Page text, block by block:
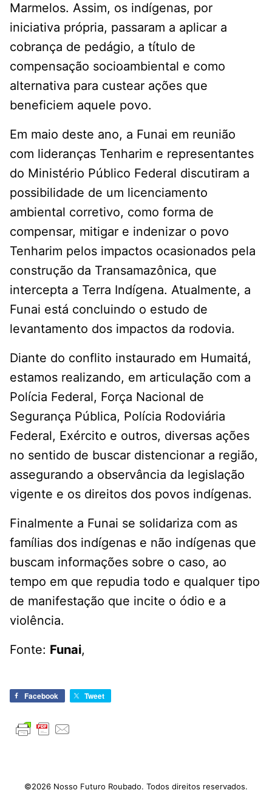
Marmelos. Assim, os indígenas, por
iniciativa própria, passaram a aplicar a
cobrança de pedágio, a título de
compensação socioambiental e como
alternativa para custear ações que
beneficiem aquele povo.
Em maio deste ano, a Funai em reunião
com lideranças Tenharim e representantes
do Ministério Público Federal discutiram a
possibilidade de um licenciamento
ambiental corretivo, como forma de
compensar, mitigar e indenizar o povo
Tenharim pelos impactos ocasionados pela
construção da Transamazônica, que
intercepta a Terra Indígena. Atualmente, a
Funai está concluindo o estudo de
levantamento dos impactos da rodovia.
Diante do conflito instaurado em Humaitá,
estamos realizando, em articulação com a
Polícia Federal, Força Nacional de
Segurança Pública, Polícia Rodoviária
Federal, Exército e outros, diversas ações
no sentido de buscar distencionar a região,
assegurando a observância da legislação
vigente e os direitos dos povos indígenas.
Finalmente a Funai se solidariza com as
famílias dos indígenas e não indígenas que
buscam informações sobre o caso, ao
tempo em que repudia todo e qualquer tipo
de manifestação que incite o ódio e a
violência.
Fonte: Funai,
Facebook Tweet
©2026 Nosso Futuro Roubado. Todos direitos reservados.